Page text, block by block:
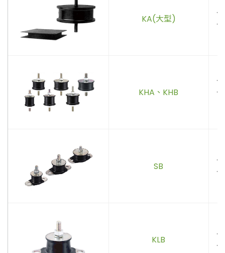
KA(大型)
．
KHA、KHB
SB
KLB